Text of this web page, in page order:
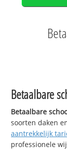
Betaalbare
Betaalbare
soorten daken
aantrekkelijk
professionele